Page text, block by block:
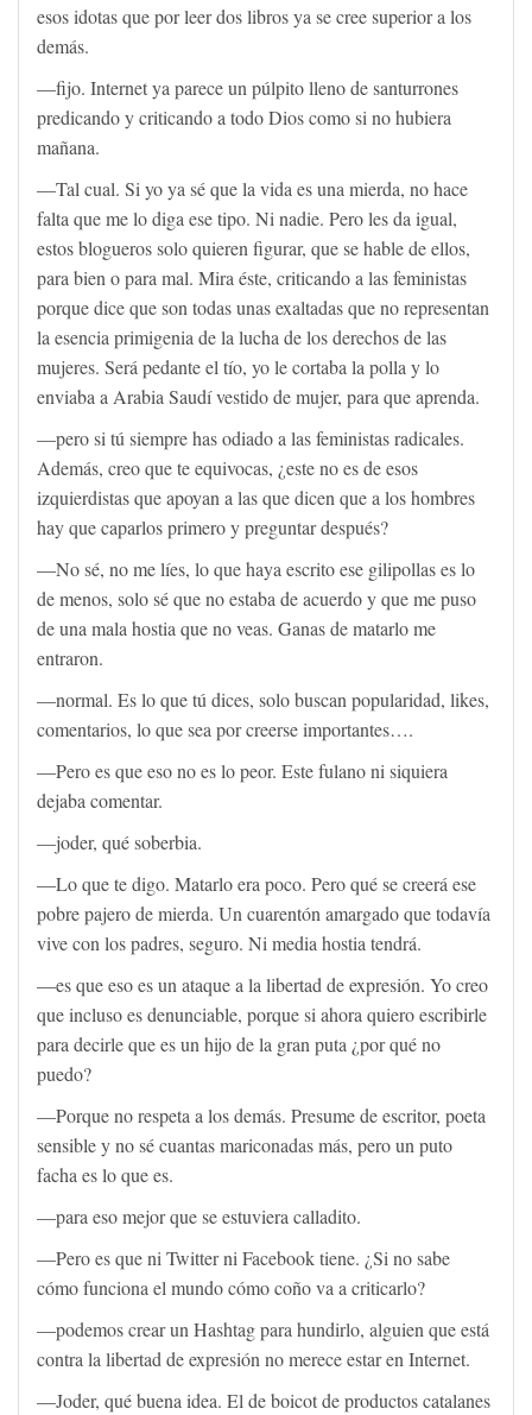
esos idotas que por leer dos libros ya se cree superior a los
demás.
—fijo. Internet ya parece un púlpito lleno de santurrones
predicando y criticando a todo Dios como si no hubiera
mañana.
—Tal cual. Si yo ya sé que la vida es una mierda, no hace
falta que me lo diga ese tipo. Ni nadie. Pero les da igual,
estos blogueros solo quieren figurar, que se hable de ellos,
para bien o para mal. Mira éste, criticando a las feministas
porque dice que son todas unas exaltadas que no representan
la esencia primigenia de la lucha de los derechos de las
mujeres. Será pedante el tío, yo le cortaba la polla y lo
enviaba a Arabia Saudí vestido de mujer, para que aprenda.
—pero si tú siempre has odiado a las feministas radicales.
Además, creo que te equivocas, ¿este no es de esos
izquierdistas que apoyan a las que dicen que a los hombres
hay que caparlos primero y preguntar después?
—No sé, no me líes, lo que haya escrito ese gilipollas es lo
de menos, solo sé que no estaba de acuerdo y que me puso
de una mala hostia que no veas. Ganas de matarlo me
entraron.
—normal. Es lo que tú dices, solo buscan popularidad, likes,
comentarios, lo que sea por creerse importantes….
—Pero es que eso no es lo peor. Este fulano ni siquiera
dejaba comentar.
—joder, qué soberbia.
—Lo que te digo. Matarlo era poco. Pero qué se creerá ese
pobre pajero de mierda. Un cuarentón amargado que todavía
vive con los padres, seguro. Ni media hostia tendrá.
—es que eso es un ataque a la libertad de expresión. Yo creo
que incluso es denunciable, porque si ahora quiero escribirle
para decirle que es un hijo de la gran puta ¿por qué no
puedo?
—Porque no respeta a los demás. Presume de escritor, poeta
sensible y no sé cuantas mariconadas más, pero un puto
facha es lo que es.
—para eso mejor que se estuviera calladito.
—Pero es que ni Twitter ni Facebook tiene. ¿Si no sabe
cómo funciona el mundo cómo coño va a criticarlo?
—podemos crear un Hashtag para hundirlo, alguien que está
contra la libertad de expresión no merece estar en Internet.
—Joder, qué buena idea. El de boicot de productos catalanes